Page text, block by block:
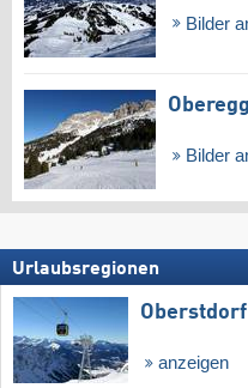
Bilder
Bilder
Urlaubsregionen
Oberstdorf
anzeigen